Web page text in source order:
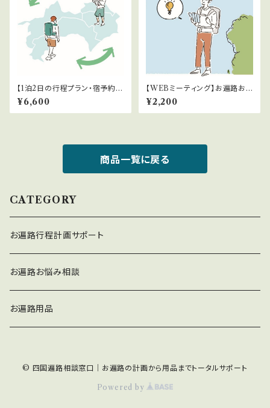
【1泊2日の行程プラン・宿予約代
行】お遍路行程計画サポート
¥6,600
【WEBミーティング】お遍路お
悩み相談
¥2,200
商品一覧に戻る
CATEGORY
お遍路行程計画サポート
お遍路お悩み相談
お遍路用品
© 四国遍路相談窓口｜お遍路の計画から用品までトータルサポート
Powered by